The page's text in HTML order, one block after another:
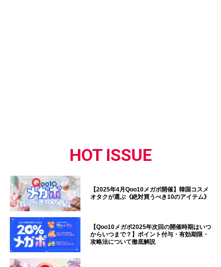
HOT ISSUE
【2025年4月Qoo10メガポ開催】韓国コスメ
オタクが選ぶ《絶対買うべき10のアイテム》
【Qoo10メガポ2025年次回の開催時期はいつ
からいつまで？】ポイント付与・有効期限・
攻略法について徹底解説